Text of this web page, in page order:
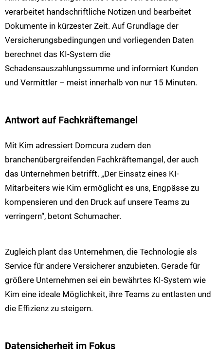
verarbeitet handschriftliche Notizen und bearbeitet
Dokumente in kürzester Zeit. Auf Grundlage der
Versicherungsbedingungen und vorliegenden Daten
berechnet das KI-System die
Schadensauszahlungssumme und informiert Kunden
und Vermittler – meist innerhalb von nur 15 Minuten.
Antwort auf Fachkräftemangel
Mit Kim adressiert Domcura zudem den
branchenübergreifenden Fachkräftemangel, der auch
das Unternehmen betrifft. „Der Einsatz eines KI-
Mitarbeiters wie Kim ermöglicht es uns, Engpässe zu
kompensieren und den Druck auf unsere Teams zu
verringern“, betont Schumacher.
Zugleich plant das Unternehmen, die Technologie als
Service für andere Versicherer anzubieten. Gerade für
größere Unternehmen sei ein bewährtes KI-System wie
Kim eine ideale Möglichkeit, ihre Teams zu entlasten und
die Effizienz zu steigern.
Datensicherheit im Fokus